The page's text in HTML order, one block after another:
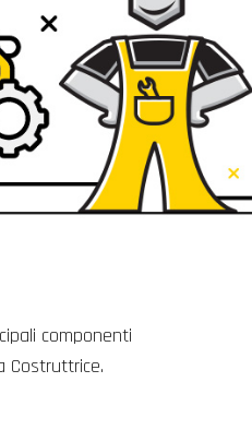
componenti
Costruttrice.